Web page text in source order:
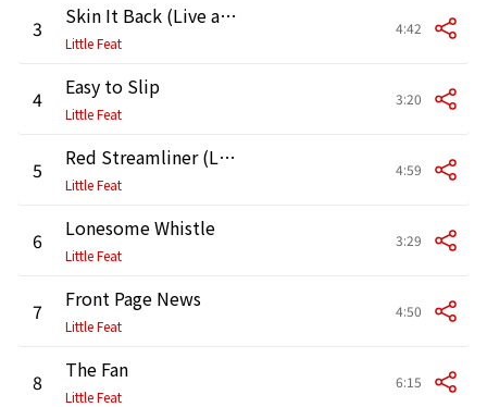
3 Skin It Back (Live at Lisner Auditorium, Washington, DC, 8/8/1977)
Little Feat
4:42
4 Easy to Slip
Little Feat
3:20
5 Red Streamliner (Live at Lisner Auditorium, Washington, DC, 8/8/1977)
Little Feat
4:59
6 Lonesome Whistle
Little Feat
3:29
7 Front Page News
Little Feat
4:50
8 The Fan
Little Feat
6:15